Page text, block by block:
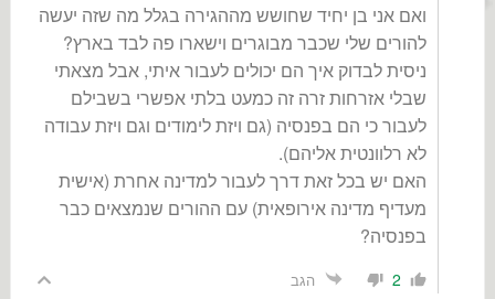
ואם אני בן יחיד שחושש מההגירה בגלל מה שזה יעשה
להורים שלי שכבר מבוגרים וישארו פה לבד בארץ?
ניסית לבדוק איך הם יכולים לעבור איתי, אבל מצאתי
שבלי אזרחות זרה זה כמעט בלתי אפשרי בשבילם
לעבור כי הם בפנסיה (גם ויזת לימודים וגם ויזת עבודה
לא רלוונטית אליהם).
האם יש בכל זאת דרך לעבור למדינה אחרת (אישית
מעדיף מדינה אירופאית) עם ההורים שנמצאים כבר
בפנסיה?
2 הגב